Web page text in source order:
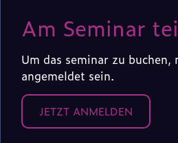
Am Seminar
Um das seminar zu buchen,
angemeldet sein.
JETZT ANMELDEN